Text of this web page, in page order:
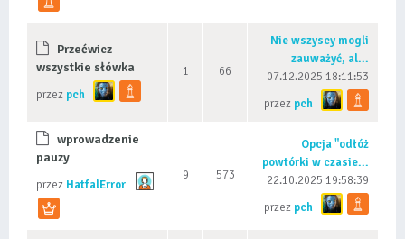
Przećwicz
wszystkie słówka
przez pch
1 66
Nie wszyscy mogli
zauważyć, al...
07.12.2025 18:11:53
przez pch
wprowadzenie
pauzy
przez HatfalError
9 573
Opcja "odłóż
powtórki w czasie...
22.10.2025 19:58:39
przez pch